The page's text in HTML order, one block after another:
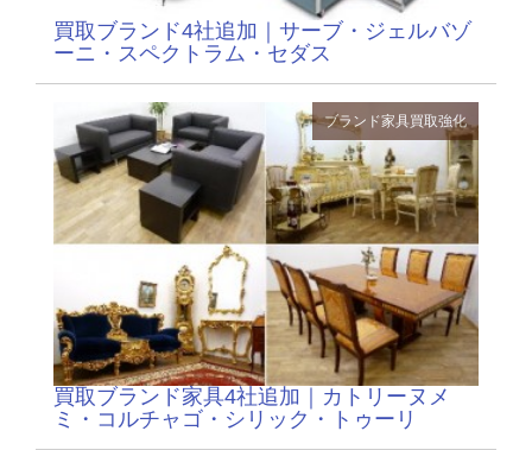
買取ブランド4社追加｜サーブ・ジェルバゾ
ーニ・スペクトラム・セダス
ブランド家具買取強化
買取ブランド家具4社追加｜カトリーヌメ
ミ・コルチャゴ・シリック・トゥーリ